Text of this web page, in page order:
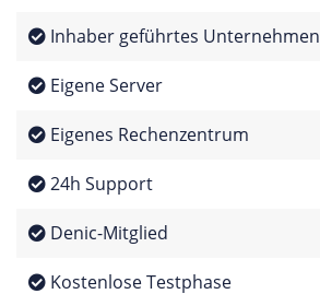
Inhaber geführtes Unternehmen
Eigene Server
Eigenes Rechenzentrum
24h Support
Denic-Mitglied
Kostenlose Testphase